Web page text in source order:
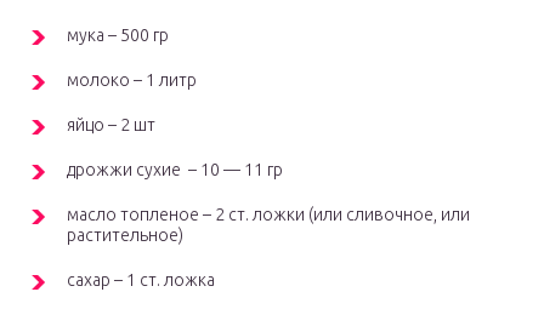
мука – 500 гр
молоко – 1 литр
яйцо – 2 шт
дрожжи сухие – 10 — 11 гр
масло топленое – 2 ст. ложки (или сливочное, или
растительное)
сахар – 1 ст. ложка